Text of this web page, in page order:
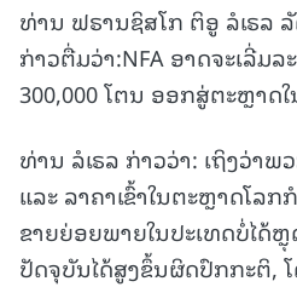
ທ່ານ ຟຣານຊິສໂກ ຕິອູ ລໍເຣລ
ກ່າວຕື່ມວ່າ:NFA ອາດຈະເລີ່ມລ
300,000 ໂຕນ ອອກສູ່ຕະຫຼາດ
ທ່ານ ລໍເຣລ ກ່າວວ່າ: ເຖິງວ່າພ
ແລະ ລາຄາເຂົ້າໃນຕະຫຼາດໂລ
ຂາຍຍ່ອຍພາຍໃນປະເທດບໍ່ໄດ້ຫຼຸ
ປັດຈຸບັນໄດ້ສູງຂຶ້ນຜິດປົກກະຕິ,